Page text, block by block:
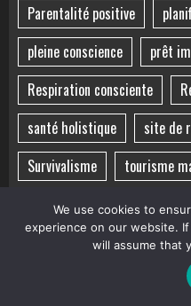
Parentalité positive
pleine conscience
prêt
Respiration consciente
santé holistique
site de
Survivalisme
tourisme
vacances en grèce
Volet
Éducation bienveillante
We use cookies to
experience on our website.
will assume that